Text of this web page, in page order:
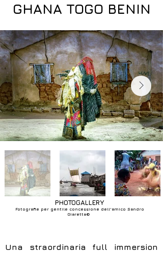
GHANA TOGO BENIN
PHOTOGALLERY
Fotografie per gentile concessione dell'amico Sandro
Giaretta©
Una straordinaria full immersion